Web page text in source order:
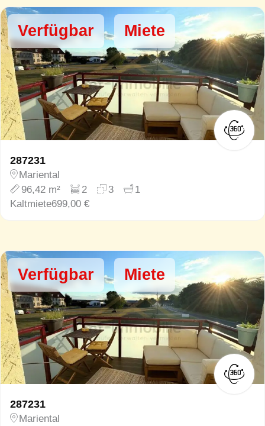
Verfügbar Miete
287231
Mariental
96,42 m²
2 3
1
Kaltmiete699,00 €
Verfügbar Miete
287231
Mariental